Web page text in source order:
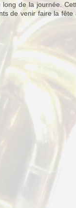
de la journée.
de venir faire la fête